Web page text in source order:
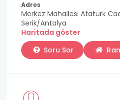
Adres
Merkez Mahallesi Atatürk
Serik/Antalya
Haritada göster
Soru Sor